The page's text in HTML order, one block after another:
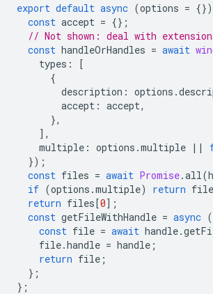
export default async (options = {})
const accept = {};
// Not shown: deal with
const handleOrHandles = await
types :
[
{
description : options .
accept : accept,
},
],
multiple : options .multiple ||
});
const files = await Promise.all (
if (options .multiple) return
return files[0];
const getFileWithHandle = async (
const file = await handle.
file.handle = handle ;
return file ;
};
};